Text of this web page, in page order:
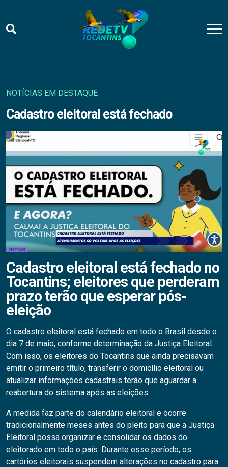
NOTÍCIAS EM DESTAQUE
Cadastro eleitoral está fechado
Cadastro eleitoral está fechado no
Tocantins; eleitores que perderam
prazo terão que esperar pós-
eleição
O cadastro eleitoral está fechado em todo o Brasil desde o
dia 7 de maio, conforme determinação da Justiça Eleitoral.
Com isso, os eleitores do Tocantins que ainda precisavam
emitir o primeiro título, transferir o domicílio eleitoral ou
atualizar informações cadastrais terão que aguardar a
reabertura do sistema após as eleições.
A medida faz parte do calendário eleitoral e ocorre
tradicionalmente meses antes do pleito para que a Justiça
Eleitoral possa organizar e consolidar os dados do
eleitorado em todo o país. Durante esse período, os
cartórios eleitorais suspendem alterações no cadastro para